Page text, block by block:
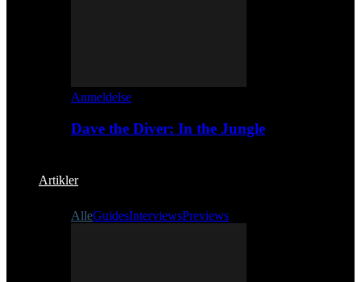
Anmeldelse
Dave the Diver: In the Jungle
Artikler
AlleGuidesInterviewsPreviews